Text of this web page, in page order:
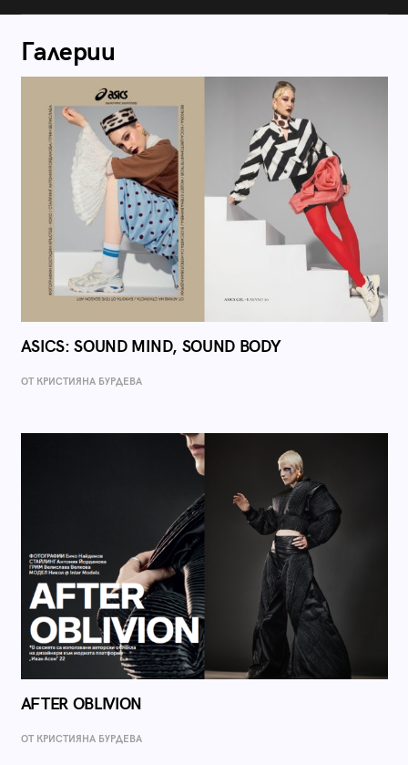
Галерии
ASICS: SOUND MIND, SOUND BODY
ОТ КРИСТИЯНА БУРДЕВА
AFTER OBLIVION
ОТ КРИСТИЯНА БУРДЕВА